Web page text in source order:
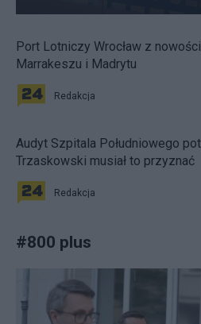
Port Lotniczy Wrocław z
Marrakeszu i Madrytu
Redakcja
Audyt Szpitala Południowego
Trzaskowski musiał to przyznać
Redakcja
#800 plus